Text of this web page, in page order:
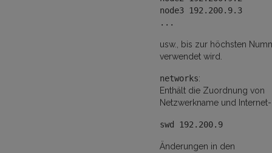
node3 192.200.9.3
...
usw., bis zur höchsten
verwendet wird.
networks:
Enthält die Zuordnung von
Netzwerkname und
swd 192.200.9
Änderungen in den